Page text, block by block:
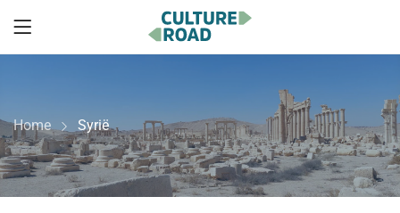
Home Syrië